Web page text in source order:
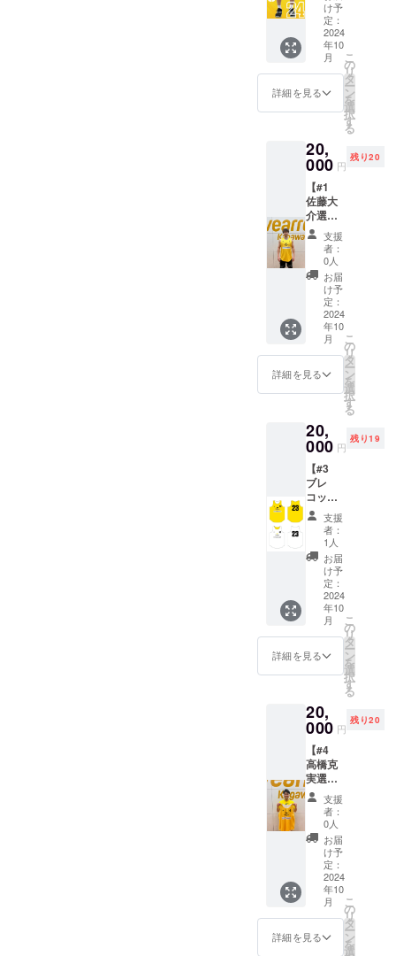
度 ※画
像は
2023-
24シー
ズンの
タオル
デザイ
メージ
です。
実際に
お送り
する商
品とは
デザイ
ンが異
なりま
す。 ※
備考欄
に必ず
ご希望
選手を
記載し
てくだ
さい。
※ご支援
金・
キャン
セル・
交換
は、対
応いた
しかね
ますの
で、何
卒ご了
承くだ
さい。
ンディ
ング限
定のサ
イン入
り等身
大選手
タオル
を提供
しま
商品サ
イズ：
70cm×
210㎝ ※
画像は
イメー
ジデザ
インで
す。実
際にお
送りす
る商品
とは異
なる場
合があ
りま
す。 ※
手を記
載して
くださ
い。 ※
ご支援
確定後
の返
金・
キャン
セル・
交換
は、対
応いた
しかね
ますの
で、何
卒ご了
け予
定：
2024
年10
月
詳細を見る
こ
の
リ
タ
ー
ン
を
選
択
す
る
20,
000 円
残り20
【#1
佐藤大
介選
手 サ
イン入
りリ
バーシ
ブル】
選手が
練習中
に使用
してい
るもの
と同じ
デザイ
ンのリ
ブルを
提供し
ます。
・商品
サイ
ズ：
2XOサ
イズ ※
選手実
着用の
もので
はあり
ませ
ん。 ※
ご支援
確定後
の返
交換
は、対
応いた
しかね
ますの
で、何
卒ご了
承くだ
さい。
支援
者：
0人
お届
け予
定：
2024
年10
月
詳細を見る
こ
の
リ
タ
ー
ン
を
選
択
す
る
20,
000 円
残り19
【#3
ブレ
コッ
ト・
チャッ
プマン
選手
サイン
入りリ
バーシ
ブル】
選手が
練習中
に使用
してい
るもの
デザイ
ンのリ
バーシ
ブルを
提供し
ます。
・商品
サイ
ズ：
3XOサ
イズ ※
リバー
シブル
の背番
号は3番
です。
※選手実
支援
者：
1人
お届
け予
定：
2024
年10
月
詳細を見る
こ
の
リ
タ
ー
ン
を
選
択
す
る
20,
000 円
残り20
【#4
高橋克
実選
手 サ
イン入
りリ
バーシ
ブル】
選手が
練習中
に使用
してい
るもの
と同じ
デザイ
支援
者：
0人
お届
け予
定：
2024
年10
月
詳細を見る
こ
の
リ
タ
ー
ン
を
選